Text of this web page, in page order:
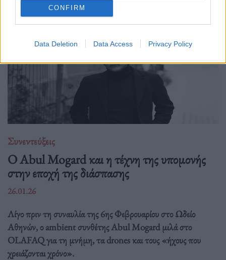
CONFIRM
Data Deletion Data Access Privacy Policy
Συνεντεύξεις
Ο Abul Mogard και η τέχνη της υπομονής
στην εποχή της διάσπασης
26.01.26
Λίγο πριν τη συναυλία της 6ης Φεβρουαρίου στο Ωδείο
Αθηνών, ο ambient συνθέτης Abul Mogard μιλά στο
OLAFAQ για τη μνήμη, τα drones και τους «ήχους που
χρειάζονται χρόνο».